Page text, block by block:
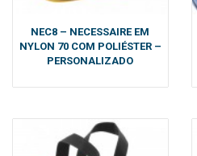
NEC8 – NECESSAIRE EM
NYLON 70 COM POLIÉSTER –
PERSONALIZADO